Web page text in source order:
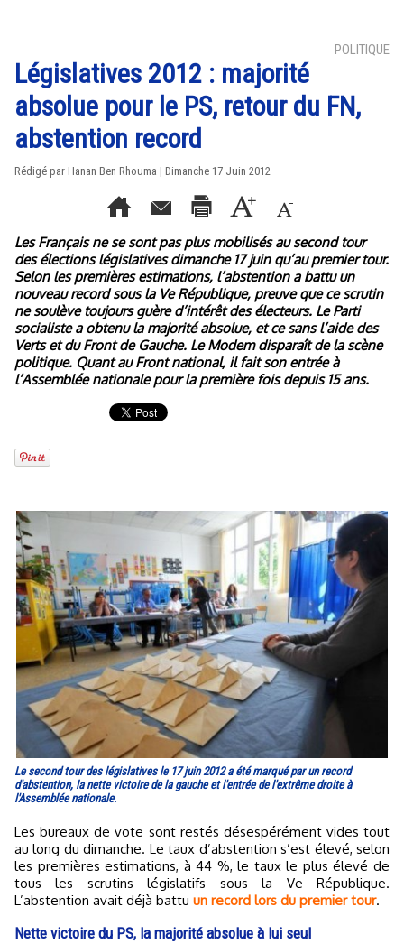
POLITIQUE
Législatives 2012 : majorité
absolue pour le PS, retour du FN,
abstention record
Rédigé par Hanan Ben Rhouma | Dimanche 17 Juin 2012
Les Français ne se sont pas plus mobilisés au second tour
des élections législatives dimanche 17 juin qu’au premier tour.
Selon les premières estimations, l’abstention a battu un
nouveau record sous la Ve République, preuve que ce scrutin
ne soulève toujours guère d’intérêt des électeurs. Le Parti
socialiste a obtenu la majorité absolue, et ce sans l’aide des
Verts et du Front de Gauche. Le Modem disparaît de la scène
politique. Quant au Front national, il fait son entrée à
l’Assemblée nationale pour la première fois depuis 15 ans.
Le second tour des législatives le 17 juin 2012 a été marqué par un record
d'abstention, la nette victoire de la gauche et l'entrée de l'extrême droite à
l'Assemblée nationale.
Les bureaux de vote sont restés désespérément vides tout
au long du dimanche. Le taux d’abstention s’est élevé, selon
les premières estimations, à 44 %, le taux le plus élevé de
tous les scrutins législatifs sous la Ve République.
L’abstention avait déjà battu un record lors du premier tour.
Nette victoire du PS, la majorité absolue à lui seul